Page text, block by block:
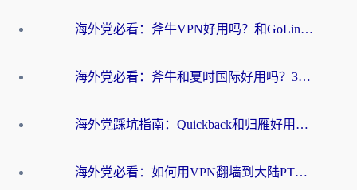
海外党必看：斧牛VPN好用吗？和GoLinkVPN对比哪个回国效果更好？
海外党必看：斧牛和夏时国际好用吗？3步选对回国加速器，无缝刷国内资源
海外党踩坑指南：Quickback和归雁好用吗？选对加速器才能无缝刷国内资源
海外党必看：如何用VPN翻墙到大陆PTT？一篇解决你所有回国加速痛点